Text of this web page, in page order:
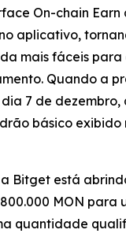
On-chain
aplicativo,
mais fáceis para
Quando a
7 de dezembro,
básico exibido
Bitget está
MON para
quantidade